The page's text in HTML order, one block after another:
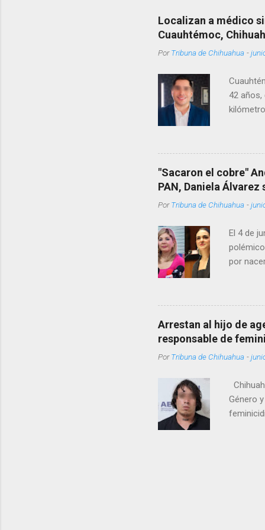
Localizan a médico
Cuauhtémoc,
PorTribuna de Chihuahua -
42 años,
Rotario
"Sacaron el cobre"
PAN, Daniela
PorTribuna de Chihuahua -
El 4 de
por
¿Qué tal
tendrá
favor,
han sido
Arrestan al hijo de
responsable de
PorTribuna de Chihuahua -
Género
que